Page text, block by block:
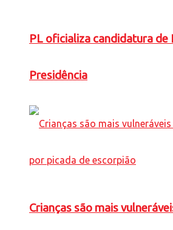
PL oficializa candidatura de
Presidência
Crianças são mais